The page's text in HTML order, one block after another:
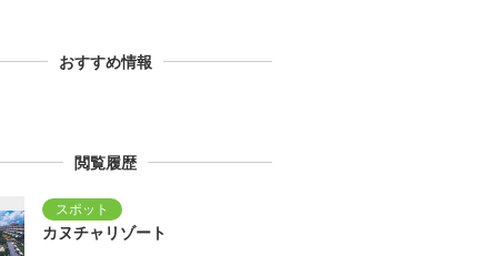
おすすめ情報
閲覧履歴
カヌチャリゾート